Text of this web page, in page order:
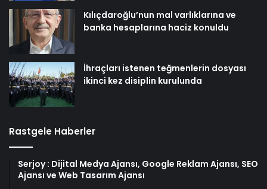
Kılıçdaroğlu’nun mal varlıklarına ve
banka hesaplarına haciz konuldu
İhraçları istenen teğmenlerin dosyası
ikinci kez disiplin kurulunda
Rastgele Haberler
Serjoy : Dijital Medya Ajansı, Google Reklam Ajansı, SEO
Ajansı ve Web Tasarım Ajansı